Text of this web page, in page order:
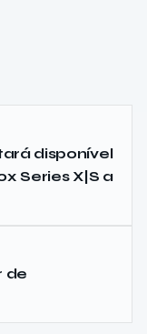
disponível
Series X|S a
de